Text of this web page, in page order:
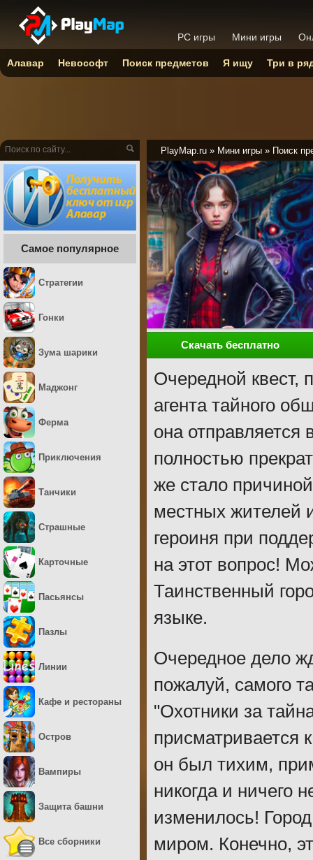
PlayMap.ru » Мини игры » Поиск
Скачать бесплатно
Очередной квест,
агента тайного
она отправляется
полностью
же стало
местных жителей
героиня при
на этот вопрос!
Таинственный
языке.
Очередное дело
пожалуй, самого
"Охотники за
присматривается
он был тихим,
никогда и ничего
изменилось!
миром. Конечно,
Самое популярное
Стратегии
Гонки
Зума шарики
Маджонг
Ферма
Приключения
Танчики
Страшные
Карточные
Пасьянсы
Пазлы
Линии
Кафе и рестораны
Остров
Вампиры
Защита башни
Все сборники
PC игры Мини игры
Алавар Невософт Поиск предметов Я ищу Три в